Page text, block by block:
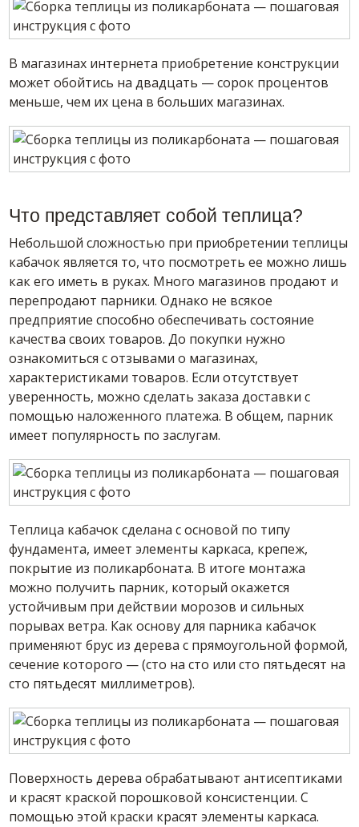
В магазинах интернета приобретение конструкции
может обойтись на двадцать — сорок процентов
меньше, чем их цена в больших магазинах.
Что представляет собой теплица?
Небольшой сложностью при приобретении теплицы
кабачок является то, что посмотреть ее можно лишь
как его иметь в руках. Много магазинов продают и
перепродают парники. Однако не всякое
предприятие способно обеспечивать состояние
качества своих товаров. До покупки нужно
ознакомиться с отзывами о магазинах,
характеристиками товаров. Если отсутствует
уверенность, можно сделать заказа доставки с
помощью наложенного платежа. В общем, парник
имеет популярность по заслугам.
Теплица кабачок сделана с основой по типу
фундамента, имеет элементы каркаса, крепеж,
покрытие из поликарбоната. В итоге монтажа
можно получить парник, который окажется
устойчивым при действии морозов и сильных
порывах ветра. Как основу для парника кабачок
применяют брус из дерева с прямоугольной формой,
сечение которого — (сто на сто или сто пятьдесят на
сто пятьдесят миллиметров).
Поверхность дерева обрабатывают антисептиками
и красят краской порошковой консистенции. С
помощью этой краски красят элементы каркаса.